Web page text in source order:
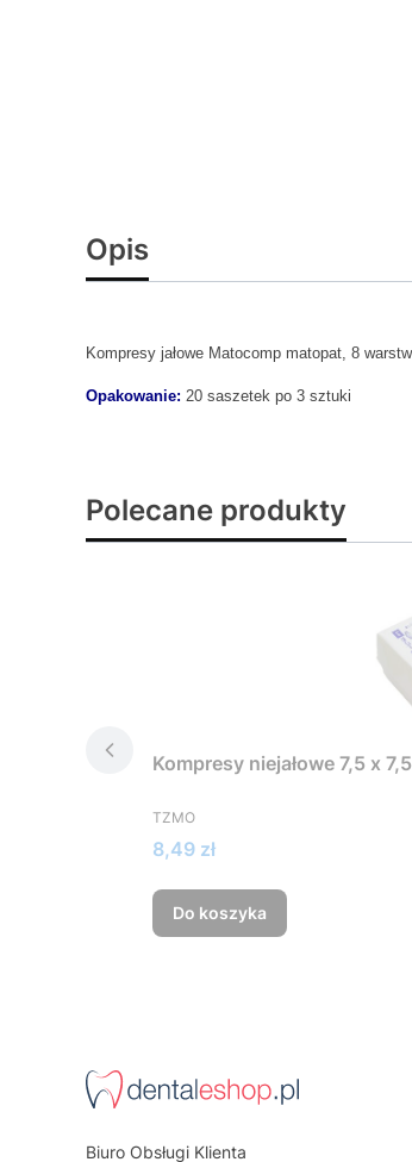
Opis
Kompresy jałowe Matocomp matopat, 8
Opakowanie: 20 saszetek po 3 sztuki
Polecane produkty
Kompresy niejałowe 7,5 x
PRODUCENT
TZMO
Cena
8,49 zł
Do koszyka
Biuro Obsługi Klienta